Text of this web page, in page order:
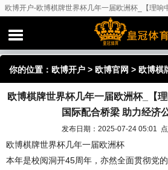
欧博开户-欧博棋牌世界杯几年一届欧洲杯_【理响
你的位置： 欧博开户 > 欧博官网 > 欧博棋
_【理响中国】搭建绿色金融国际配合桥
欧博棋牌世界杯几年一届欧洲杯_【
国际配合桥梁 助力经济
发布日期：2025-07-24 05:01
欧博棋牌世界杯几年一届欧洲杯
本年是校阅洞开45周年，亦然全面贯彻党